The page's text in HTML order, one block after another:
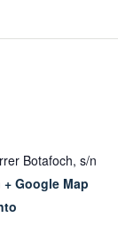
Botafoch, s/n
+ Google Map